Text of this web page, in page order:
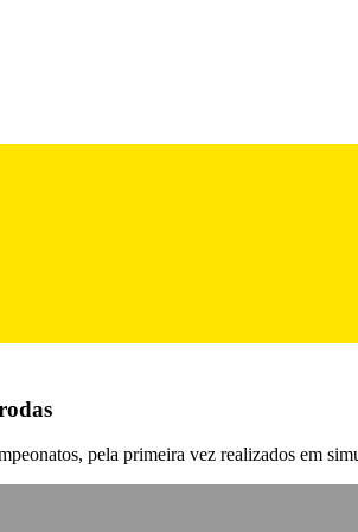
pela primeira vez realizados em